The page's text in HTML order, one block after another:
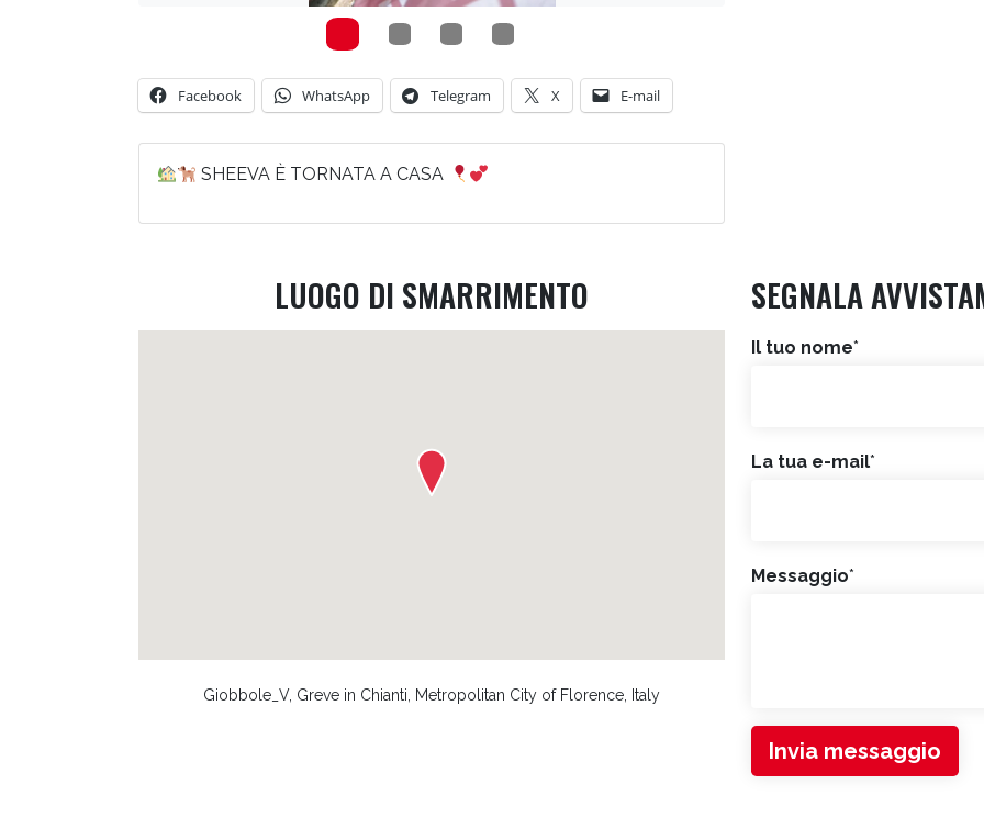
Facebook WhatsApp Telegram X E-mail
SHEEVA È TORNATA A CASA
LUOGO DI SMARRIMENTO
Giobbole_V, Greve in Chianti, Metropolitan City of Florence, Italy
SEGNALA
Il tuo nome*
La tua e-mail*
Messaggio*
Invia messaggio